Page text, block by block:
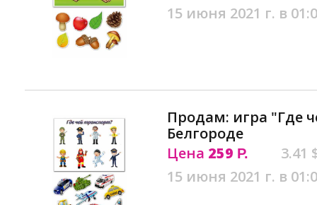
15 июня 2021 г. в
Продам: игра "Где
Белгороде
Цена 259 Р.
3.41
15 июня 2021 г. в